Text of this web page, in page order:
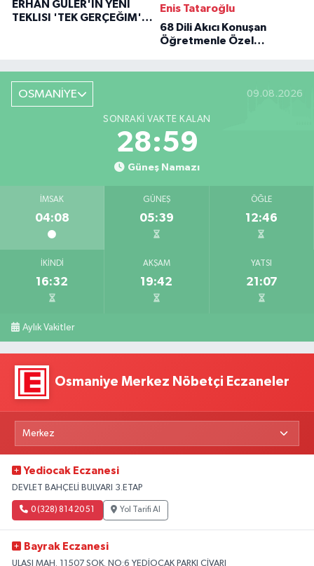
ERHAN GÜLER'IN YENI
TEKLISI 'TEK GERÇEĞIM'LE
Enis Tataroğlu
68 Dili Akıcı Konuşan
Öğretmenle Özel
OSMANİYE 09.08.2026
SONRAKI VAKTE KALAN
28:58
Güneş Namazı
İMSAK
04:08
GÜNEŞ
05:39
ÖĞLE
12:46
İKINDI
16:32
AKŞAM
19:42
YATSI
21:07
Aylık Vakitler
Osmaniye Merkez Nöbetçi Eczaneler
Yediocak Eczanesi
DEVLET BAHÇELİ BULVARI 3.ETAP
0 (328) 814 20 51 Yol Tarifi Al
Bayrak Eczanesi
ULAŞI MAH. 11507 SOK. NO:6 YEDİOCAK PARKI CİVARI